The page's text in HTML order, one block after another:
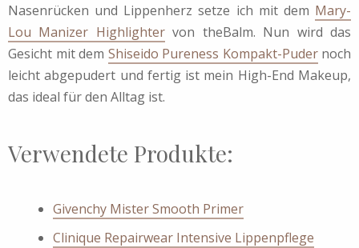
Nasenrücken und Lippenherz setze ich mit dem Mary-
Lou Manizer Highlightervon theBalm. Nun wird das
Gesicht mit dem Shiseido Pureness Kompakt-Pudernoch
leicht abgepudert und fertig ist mein High-End Makeup,
das ideal für den Alltag ist.
Verwendete Produkte:
Givenchy Mister Smooth Primer
Clinique Repairwear Intensive Lippenpflege